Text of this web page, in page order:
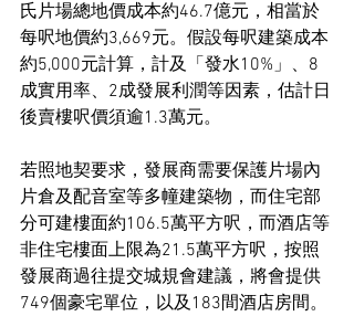
氏片場總地價成本約46.7億元，相當於
每呎地價約3,669元。假設每呎建築成本
約5,000元計算，計及「發水10%」、8
成實用率、2成發展利潤等因素，估計日
後賣樓呎價須逾1.3萬元。
若照地契要求，發展商需要保護片場內
片倉及配音室等多幢建築物，而住宅部
分可建樓面約106.5萬平方呎，而酒店等
非住宅樓面上限為21.5萬平方呎，按照
發展商過往提交城規會建議，將會提供
749個豪宅單位，以及183間酒店房間。